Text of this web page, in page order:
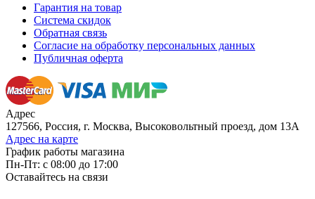
Гарантия на товар
Система скидок
Обратная связь
Согласие на обработку персональных данных
Публичная оферта
Адрес
127566, Россия, г. Москва, Высоковольтный проезд, дом 13А
Адрес на карте
График работы магазина
Пн-Пт: с 08:00 до 17:00
Оставайтесь на связи